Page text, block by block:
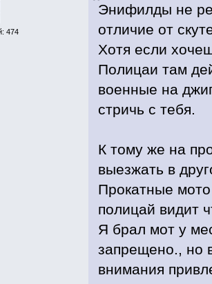
474
Энифилды не
отличие от
Хотя если
Полицаи там
военные на
стричь с тебя.
К тому же на
выезжать в
Прокатные
полицай видит
Я брал мот у
запрещено., но
внимания